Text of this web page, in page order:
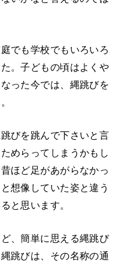
でも学校でもいろいろ
。子どもの頃はよくや
った今では、縄跳びを
びを跳んで下さいと言
めらってしまうかもし
ほど足があがらなかっ
想像していた姿と違う
と思います。
、簡単に思える縄跳び
跳びは、その名称の通